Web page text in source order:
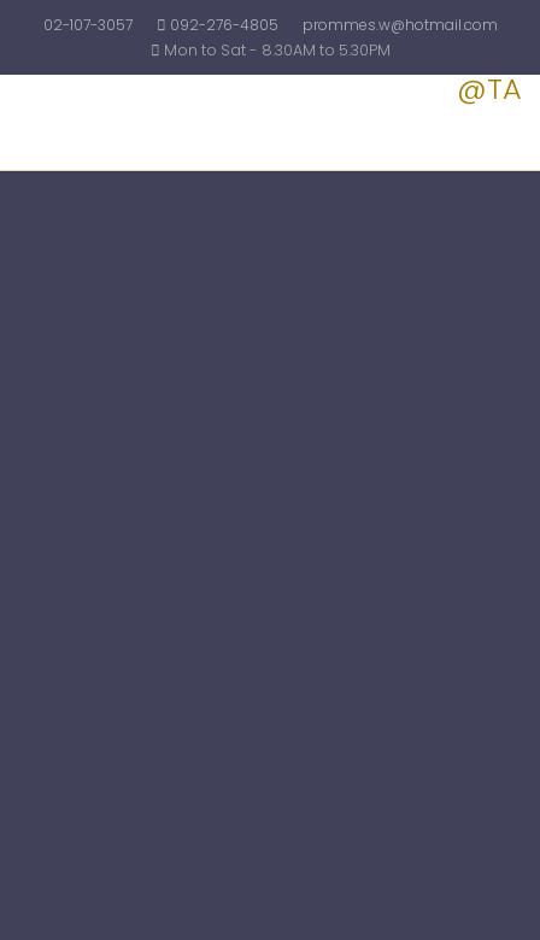
02-107-3057 092-276-4805
prommes.w@hotmail.com
Mon to Sat - 8.30AM to 5.30PM
@TA